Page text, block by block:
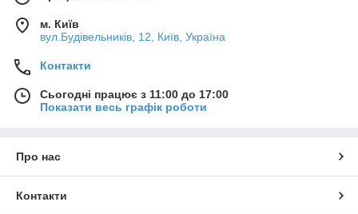
м. Київ
вул.Будівельників, 12, Київ, Україна
Контакти
Сьогодні працює з 11:00 до 17:00
Показати весь графік роботи
Про нас
Контакти